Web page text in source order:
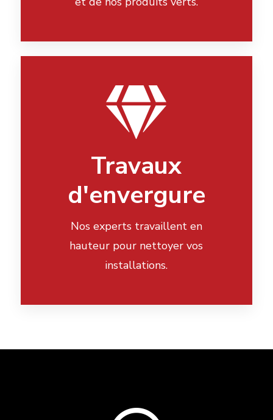
Travaux
d'envergure
Nos experts travaillent en
hauteur pour nettoyer vos
installations.